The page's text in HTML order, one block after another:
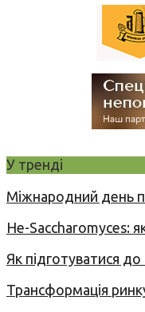
У тренді
Міжнародний день
Не-Saccharomyces:
Як підготуватися
Трансформація